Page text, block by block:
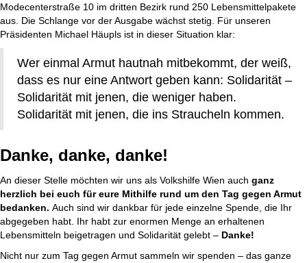
Modecenterstraße 10 im dritten Bezirk rund 250 Lebensmittelpakete
aus. Die Schlange vor der Ausgabe wächst stetig. Für unseren
Präsidenten Michael Häupls ist in dieser Situation klar:
Wer einmal Armut hautnah mitbekommt, der weiß,
dass es nur eine Antwort geben kann: Solidarität –
Solidarität mit jenen, die weniger haben.
Solidarität mit jenen, die ins Straucheln kommen.
Danke, danke, danke!
An dieser Stelle möchten wir uns als Volkshilfe Wien auch ganz
herzlich bei euch für eure Mithilfe rund um den Tag gegen Armut
bedanken. Auch sind wir dankbar für jede einzelne Spende, die Ihr
abgegeben habt. Ihr habt zur enormen Menge an erhaltenen
Lebensmitteln beigetragen und Solidarität gelebt – Danke!
Nicht nur zum Tag gegen Armut sammeln wir spenden – das ganze